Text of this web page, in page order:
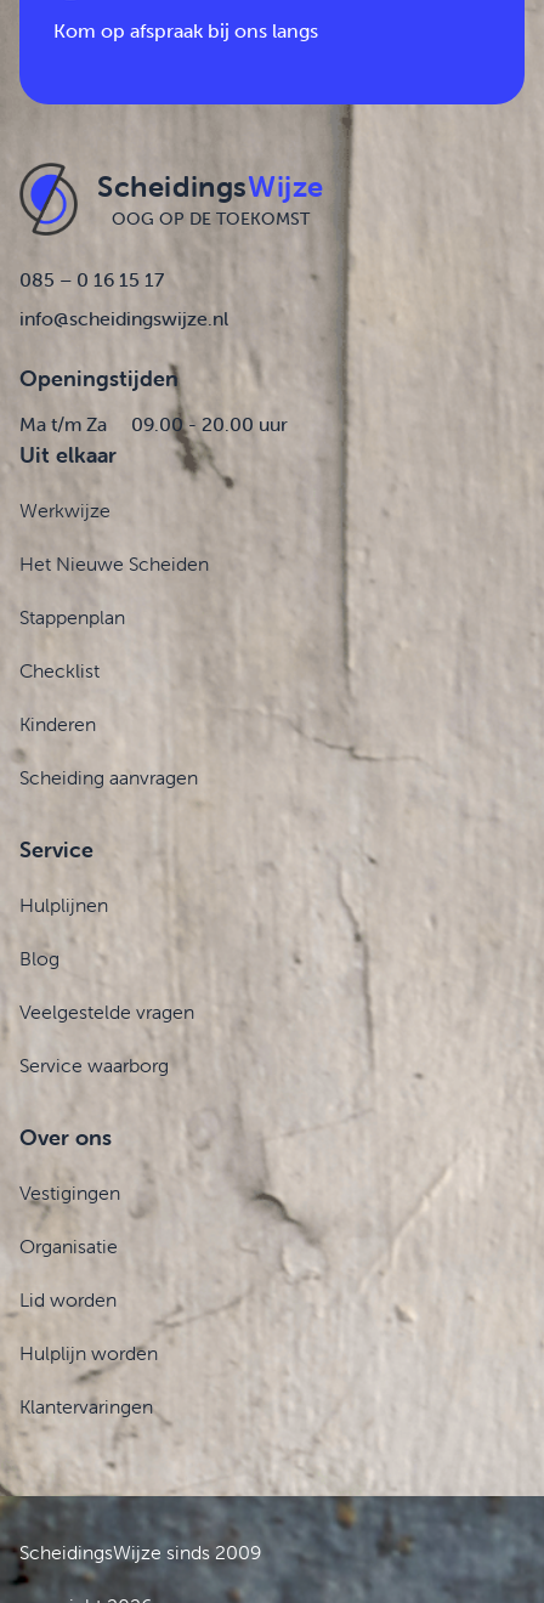
Kom op afspraak bij ons langs
ScheidingsWijze
OOG OP DE TOEKOMST
085 – 0 16 15 17
info@scheidingswijze.nl
Openingstijden
Ma t/m Za 09.00 - 20.00 uur
Uit elkaar
Werkwijze
Het Nieuwe Scheiden
Stappenplan
Checklist
Kinderen
Scheiding aanvragen
Service
Hulplijnen
Blog
Veelgestelde vragen
Service waarborg
Over ons
Vestigingen
Organisatie
Lid worden
Hulplijn worden
Klantervaringen
ScheidingsWijze sinds 2009